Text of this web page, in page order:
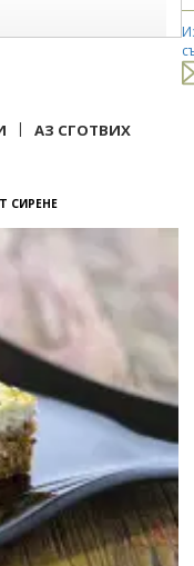
| АЗ СГОТВИХ
СИРЕНЕ